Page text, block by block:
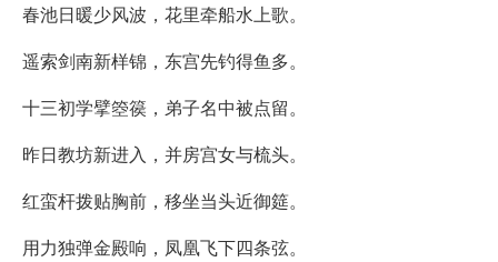
春池日暖少风波，花里牵船水上歌。
遥索剑南新样锦，东宫先钓得鱼多。
十三初学擘箜篌，弟子名中被点留。
昨日教坊新进入，并房宫女与梳头。
红蛮杆拨贴胸前，移坐当头近御筵。
用力独弹金殿响，凤凰飞下四条弦。